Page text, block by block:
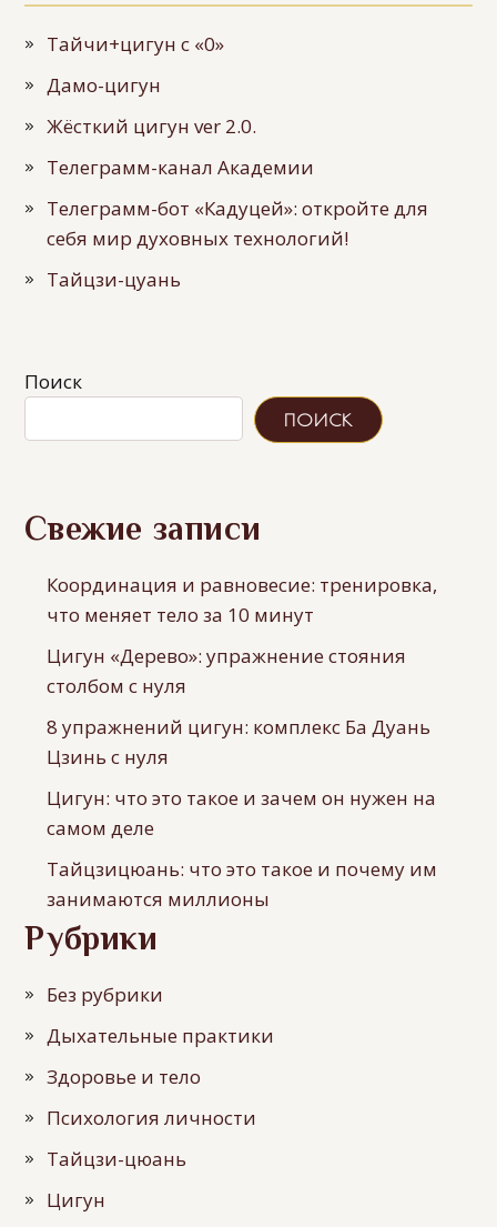
Тайчи+цигун с «0»
Дамо-цигун
Жёсткий цигун ver 2.0.
Телеграмм-канал Академии
Телеграмм-бот «Кадуцей»: откройте для
себя мир духовных технологий!
Тайцзи-цуань
Поиск
ПОИСК
Свежие записи
Координация и равновесие: тренировка,
что меняет тело за 10 минут
Цигун «Дерево»: упражнение стояния
столбом с нуля
8 упражнений цигун: комплекс Ба Дуань
Цзинь с нуля
Цигун: что это такое и зачем он нужен на
самом деле
Тайцзицюань: что это такое и почему им
занимаются миллионы
Рубрики
Без рубрики
Дыхательные практики
Здоровье и тело
Психология личности
Тайцзи-цюань
Цигун